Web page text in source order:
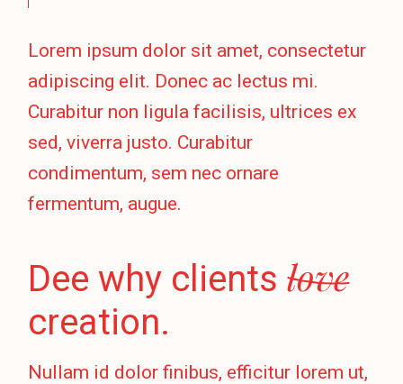
Lorem ipsum dolor sit amet, consectetur
adipiscing elit. Donec ac lectus mi.
Curabitur non ligula facilisis, ultrices ex
sed, viverra justo. Curabitur
condimentum, sem nec ornare
fermentum, augue.
Dee why clientslove
creation.
Nullam id dolor finibus, efficitur lorem ut,